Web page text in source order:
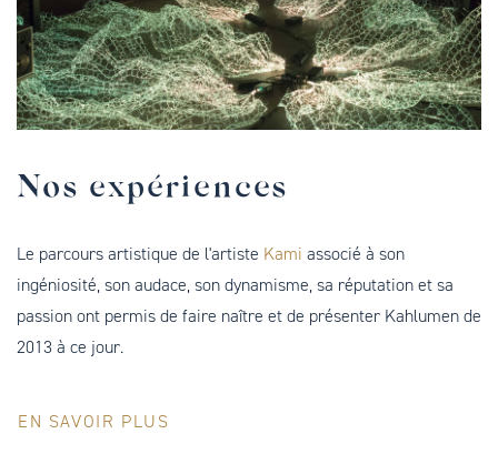
Nos expériences
Le parcours artistique de l'artiste Kami associé à son
ingéniosité, son audace, son dynamisme, sa réputation et sa
passion ont permis de faire naître et de présenter Kahlumen de
2013 à ce jour.
EN SAVOIR PLUS